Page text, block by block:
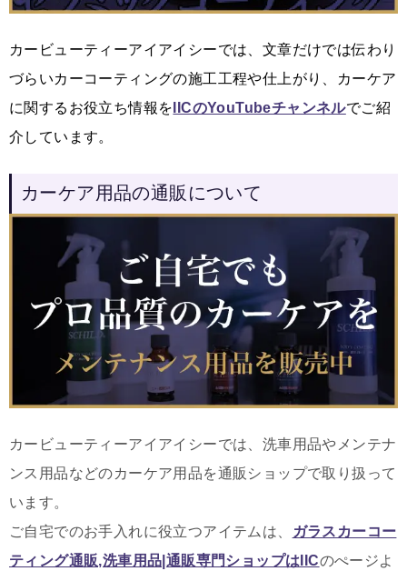
カービューティーアイアイシーでは、文章だけでは伝わり
づらいカーコーティングの施工工程や仕上がり、カーケア
に関するお役立ち情報を IICのYouTubeチャンネルでご紹
介しています。
カーケア用品の通販について
カービューティーアイアイシーでは、洗車用品やメンテナ
ンス用品などのカーケア用品を通販ショップで取り扱って
います。
ご自宅でのお手入れに役立つアイテムは
ガラスカーコー
ティング通販,洗車用品|通販専門ショップはIICのぺージよ